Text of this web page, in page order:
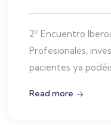
2º Encuentro
Profesionales,
pacientes ya
Read more